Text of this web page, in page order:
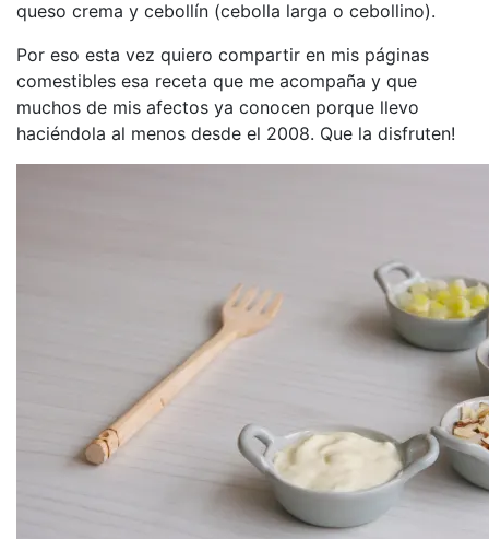
queso crema y cebollín (cebolla larga o cebollino).
Por eso esta vez quiero compartir en mis páginas
comestibles esa receta que me acompaña y que
muchos de mis afectos ya conocen porque llevo
haciéndola al menos desde el 2008. Que la disfruten!